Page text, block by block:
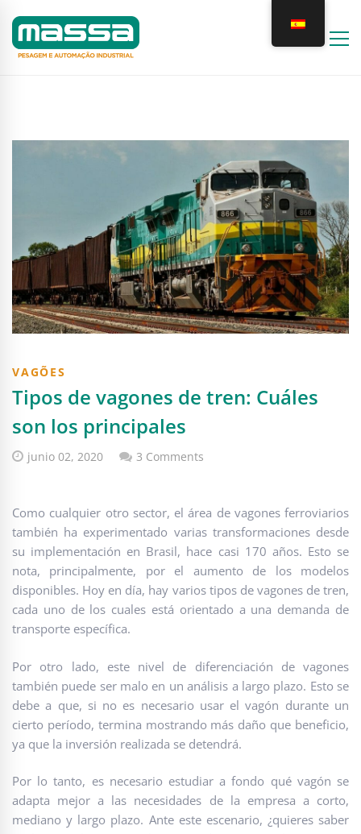
VAGÕES
Tipos de vagones de tren: Cuáles
son los principales
junio 02, 2020 3 Comments
Como cualquier otro sector, el área de vagones ferroviarios
también ha experimentado varias transformaciones desde
su implementación en Brasil, hace casi 170 años. Esto se
nota, principalmente, por el aumento de los modelos
disponibles. Hoy en día, hay varios tipos de vagones de tren,
cada uno de los cuales está orientado a una demanda de
transporte específica.
Por otro lado, este nivel de diferenciación de vagones
también puede ser malo en un análisis a largo plazo. Esto se
debe a que, si no es necesario usar el vagón durante un
cierto período, termina mostrando más daño que beneficio,
ya que la inversión realizada se detendrá.
Por lo tanto, es necesario estudiar a fondo qué vagón se
adapta mejor a las necesidades de la empresa a corto,
mediano y largo plazo. Ante este escenario, ¿quieres saber